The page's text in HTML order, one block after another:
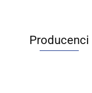
Producenci